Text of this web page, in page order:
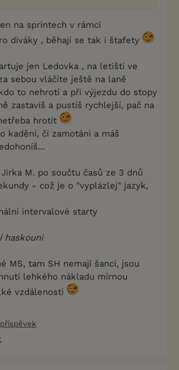
na sprintech v rámci
diváky , běhají se tak i štafety
jen Ledovka , na letišti ve
sebou vláčíte ještě na laně
to nehrotí a při výjezdu do stopy
zastavíš a pustíš rychlejší, pač na
hrotit
kadění, či zamotání a máš
M. po součtu časů ze 3 dnů
- což je o "vyplázlej" jazyk,
intervalové starty
haskouni
MS, tam SH nemají šanci, jsou
lehkého nákladu mírnou
vzdálenosti